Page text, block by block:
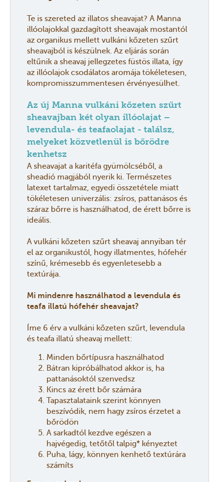
Te is szereted az illatos sheavajat? A Manna
illóolajokkal gazdagított sheavajak mostantól
az organikus mellett vulkáni kőzeten szűrt
sheavajból is készülnek. Az eljárás során
eltűnik a sheavaj jellegzetes füstös illata, így
az illóolajok csodálatos aromája tökéletesen,
kompromisszummentesen érvényesülhet.
Az új Manna vulkáni kőzeten szűrt
sheavajban két olyan illóolajat –
levendula- és teafaolajat - találsz,
melyeket közvetlenül is bőrödre
kenhetsz
A sheavajat a karitéfa gyümölcséből, a
sheadió magjából nyerik ki. Természetes
latexet tartalmaz, egyedi összetétele miatt
tökéletesen univerzális: zsíros, pattanásos és
száraz bőrre is használhatod, de érett bőrre is
ideális.
A vulkáni kőzeten szűrt sheavaj annyiban tér
el az organikustól, hogy illatmentes, hófehér
színű, krémesebb és egyenletesebb a
textúrája.
Mi mindenre használhatod a levendula és
teafa illatú hófehér sheavajat?
Íme 6 érv a vulkáni kőzeten szűrt, levendula
és teafa illatú sheavaj mellett:
Minden bőrtípusra használhatod
Bátran kipróbálhatod akkor is, ha
pattanásoktól szenvedsz
Kincs az érett bőr számára
Tapasztalataink szerint könnyen
beszívódik, nem hagy zsíros érzetet a
bőrödön
A sarkadtól kezdve egészen a
hajvégedig, tetőtől talpig* kényeztet
Puha, lágy, könnyen kenhető textúrára
számíts